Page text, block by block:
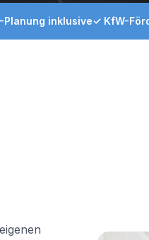
Planung inklusive✓ KfW-